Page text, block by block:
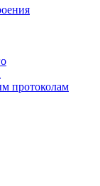
протоколам